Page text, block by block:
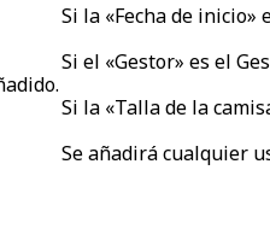
Si la «Fecha de inicio»
Si el «Gestor» es el
Si la «Talla de la
Se añadirá cualquier